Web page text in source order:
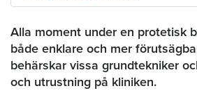
Alla moment under en protetisk
både enklare och mer
behärskar vissa grundtekniker
och utrustning på kliniken.